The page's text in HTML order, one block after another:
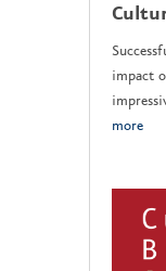
impact
more